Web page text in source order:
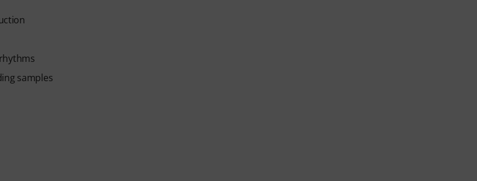
hooks for TikTok, and essential
samples